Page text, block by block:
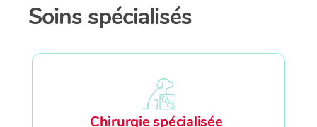
Soins spécialisés
Chirurgie spécialisée